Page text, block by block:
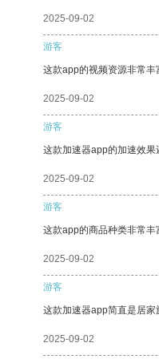
2025-09-02
游客
这款app的视频资源非常丰
2025-09-02
游客
这款加速器app的加速效果
2025-09-02
游客
这款app的商品种类非常丰
2025-09-02
游客
这款加速器app简直是居
2025-09-02